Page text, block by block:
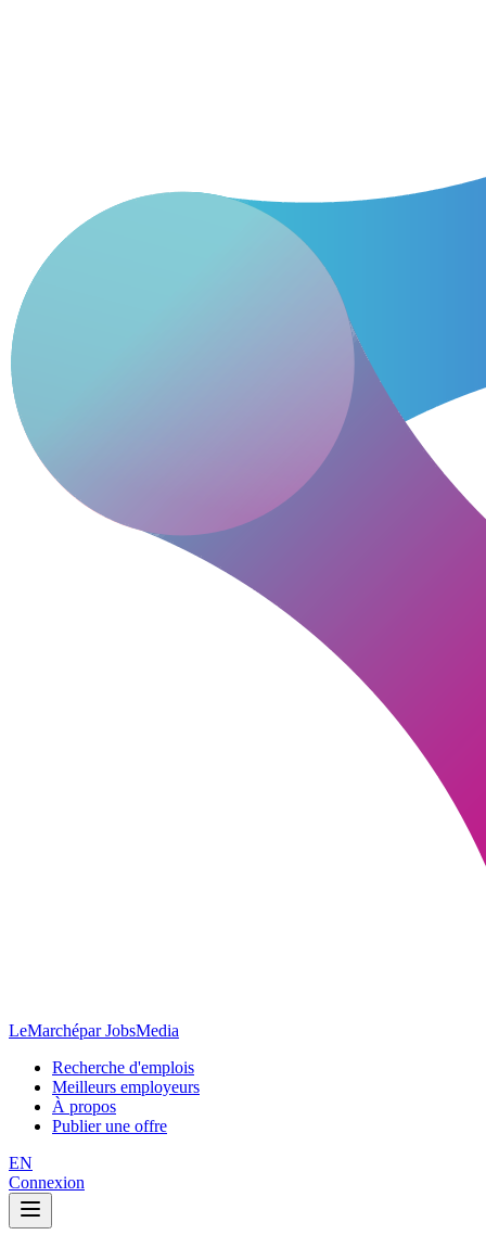
LeMarchépar JobsMedia
Recherche d'emplois
Meilleurs employeurs
À propos
Publier une offre
EN
Connexion